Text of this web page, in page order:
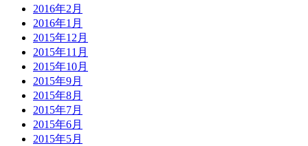
2016年2月
2016年1月
2015年12月
2015年11月
2015年10月
2015年9月
2015年8月
2015年7月
2015年6月
2015年5月